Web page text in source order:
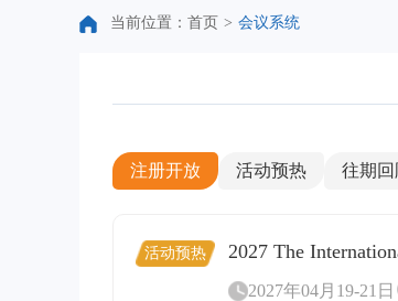
当前位置： 首页 > 会议系统
注册开放 活动预热 往期回
活动预热 2027 The
2027年04月19-21日